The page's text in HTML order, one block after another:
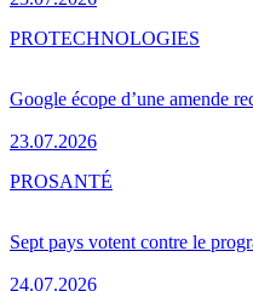
Google écope d’une amende
23.07.2026
PROTECHNOLOGIES
Sept pays votent contre le
24.07.2026
PROSANTÉ